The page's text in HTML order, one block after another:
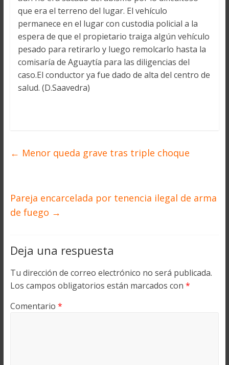
que era el terreno del lugar. El vehículo
permanece en el lugar con custodia policial a la
espera de que el propietario traiga algún vehículo
pesado para retirarlo y luego remolcarlo hasta la
comisaría de Aguaytía para las diligencias del
caso.El conductor ya fue dado de alta del centro de
salud. (D.Saavedra)
← Menor queda grave tras triple choque
Pareja encarcelada por tenencia ilegal de arma
de fuego →
Deja una respuesta
Tu dirección de correo electrónico no será publicada.
Los campos obligatorios están marcados con *
Comentario *